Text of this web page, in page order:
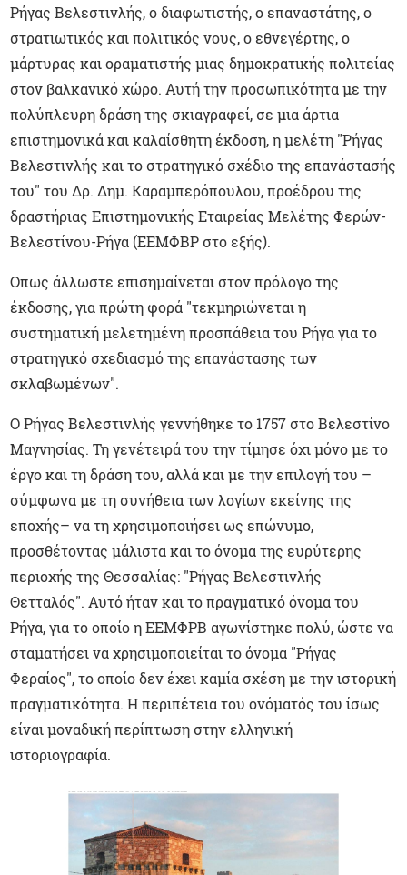
Ρήγας Βελεστινλής, ο διαφωτιστής, ο επαναστάτης, ο
στρατιωτικός και πολιτικός νους, ο εθνεγέρτης, ο
μάρτυρας και οραματιστής μιας δημοκρατικής πολιτείας
στον βαλκανικό χώρο. Αυτή την προσωπικότητα με την
πολύπλευρη δράση της σκιαγραφεί, σε μια άρτια
επιστημονικά και καλαίσθητη έκδοση, η μελέτη "Ρήγας
Βελεστινλής και το στρατηγικό σχέδιο της επανάστασής
του" του Δρ. Δημ. Καραμπερόπουλου, προέδρου της
δραστήριας Επιστημονικής Εταιρείας Μελέτης Φερών-
Βελεστίνου-Ρήγα (ΕΕΜΦΒΡ στο εξής).
Οπως άλλωστε επισημαίνεται στον πρόλογο της
έκδοσης, για πρώτη φορά "τεκμηριώνεται η
συστηματική μελετημένη προσπάθεια του Ρήγα για το
στρατηγικό σχεδιασμό της επανάστασης των
σκλαβωμένων".
Ο Ρήγας Βελεστινλής γεννήθηκε το 1757 στο Βελεστίνο
Μαγνησίας. Τη γενέτειρά του την τίμησε όχι μόνο με το
έργο και τη δράση του, αλλά και με την επιλογή του –
σύμφωνα με τη συνήθεια των λογίων εκείνης της
εποχής– να τη χρησιμοποιήσει ως επώνυμο,
προσθέτοντας μάλιστα και το όνομα της ευρύτερης
περιοχής της Θεσσαλίας: "Ρήγας Βελεστινλής
Θετταλός". Αυτό ήταν και το πραγματικό όνομα του
Ρήγα, για το οποίο η ΕΕΜΦΡΒ αγωνίστηκε πολύ, ώστε να
σταματήσει να χρησιμοποιείται το όνομα "Ρήγας
Φεραίος", το οποίο δεν έχει καμία σχέση με την ιστορική
πραγματικότητα. Η περιπέτεια του ονόματός του ίσως
είναι μοναδική περίπτωση στην ελληνική
ιστοριογραφία.